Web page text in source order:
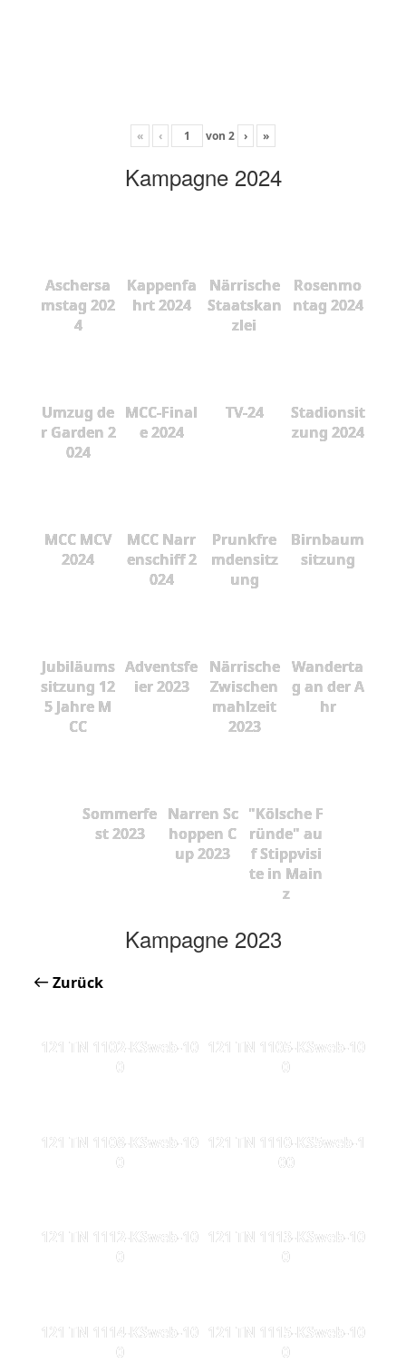
« ‹ von 2 › »
Kampagne 2024
Aschersa
mstag 202
4
Kappenfa
hrt 2024
Närrische
Staatskan
zlei
Rosenmo
ntag 2024
Umzug de
r Garden 2
024
MCC-Final
e 2024
TV-24
Stadionsit
zung 2024
MCC MCV
2024
MCC Narr
enschiff 2
024
Prunkfre
mdensitz
ung
Birnbaum
sitzung
Jubiläums
sitzung 12
5 Jahre M
CC
Adventsfe
ier 2023
Närrische
Zwischen
mahlzeit
2023
Wanderta
g an der A
hr
Sommerfe
st 2023
Narren Sc
hoppen C
up 2023
"Kölsche F
ründe" au
f Stippvisi
te in Main
z
Kampagne 2023
Zurück
121 TN 1102-KSweb-10
0
121 TN 1105-KSweb-10
0
121 TN 1108-KSweb-10
0
121 TN 1110-KS5web-1
00
121 TN 1112-KSweb-10
0
121 TN 1113-KSweb-10
0
121 TN 1114-KSweb-10
0
121 TN 1115-KSweb-10
0